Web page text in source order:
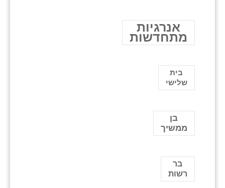
אנרגיות
מתחדשות
בית
שלישי
בן
ממשיך
בר
רשות